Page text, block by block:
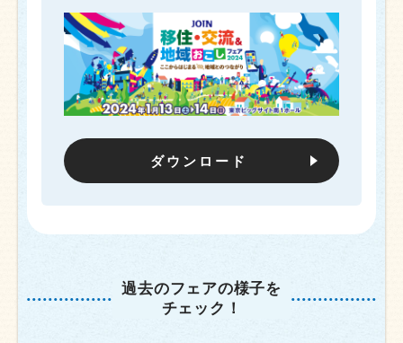
ダウンロード
過去のフェアの様子を
チェック！